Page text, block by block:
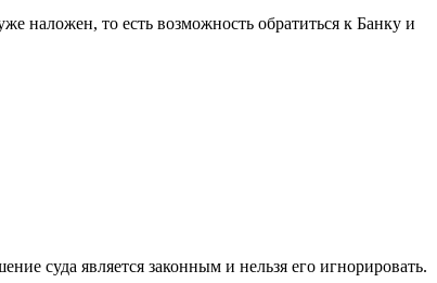
наложен, то есть возможность обратиться к Банку и
суда является законным и нельзя его игнорировать.